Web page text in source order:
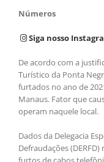
Números
Siga nosso
De acordo com a
Turístico da Ponta
furtados no ano de
Manaus. Fator que
operam naquele local.
Dados da Delegacia
Defraudações